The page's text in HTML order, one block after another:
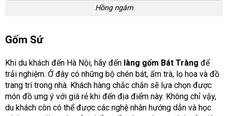
Hồng ngâm
Gốm Sứ
Khi du khách đến Hà Nội, hãy đến làng gốm Bát Tràng để
trải nghiệm. Ở đây có những bộ chén bát, ấm trà, lọ hoa và đồ
trang trí trong nhà. Khách hàng chắc chắn sẽ lựa chọn được
món đồ ưng ý với giá rẻ khi đến địa điểm này. Không chỉ vậy,
du khách còn có thể được các nghệ nhân hướng dẫn và học